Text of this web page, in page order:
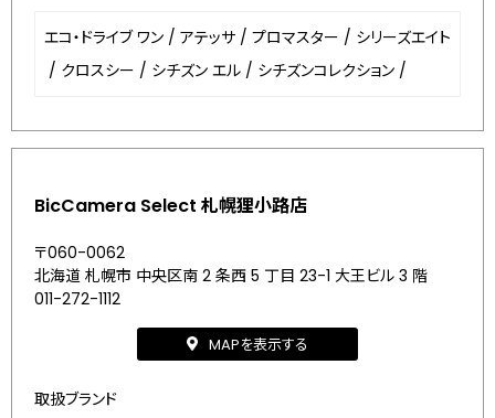
エコ・ドライブ ワン / アテッサ / プロマスター / シリーズエイト
/ クロスシー / シチズン エル / シチズンコレクション /
BicCamera Select 札幌狸小路店
〒060-0062
北海道 札幌市 中央区南 2 条西 5 丁目 23-1 大王ビル 3 階
011-272-1112
MAPを表示する
取扱ブランド